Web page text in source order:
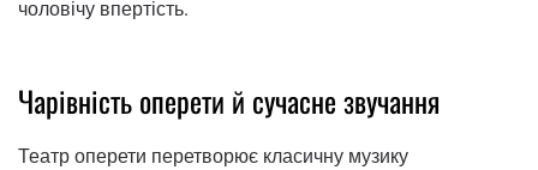
чоловічу впертість.
Чарівність оперети й сучасне звучання
Театр оперети перетворює класичну музику